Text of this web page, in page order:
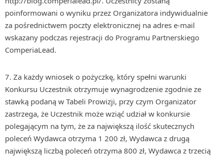
poinformowani o wyniku przez Organizatora indywidualnie
za pośrednictwem poczty elektronicznej na adres e-mail
wskazany podczas rejestracji do Programu Partnerskiego
ComperiaLead.
7. Za każdy wniosek o pożyczkę, który spełni warunki
Konkursu Uczestnik otrzymuje wynagrodzenie zgodnie ze
stawką podaną w Tabeli Prowizji, przy czym Organizator
zastrzega, że Uczestnik może wziąć udział w konkursie
polegającym na tym, że za największą ilość skutecznych
poleceń Wydawca otrzyma 1 200 zł, Wydawca z drugą
największą liczbą poleceń otrzyma 800 zł, Wydawca z trzecią